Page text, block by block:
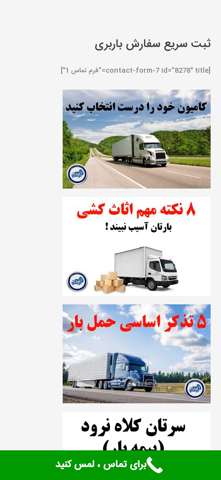
ثبت سریع سفارش باربری
[contact-form-7 id=”8278″ title=”فرم تماس 1″]
برای تماس ، لمس کنید